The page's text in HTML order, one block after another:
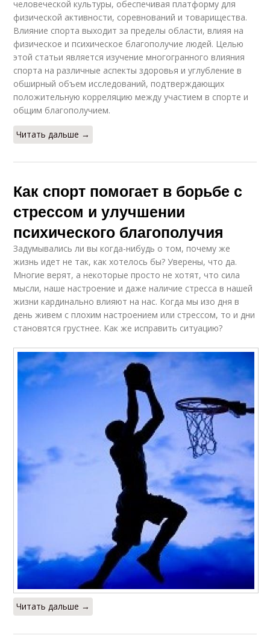
человеческой культуры, обеспечивая платформу для
физической активности, соревнований и товарищества.
Влияние спорта выходит за пределы области, влияя на
физическое и психическое благополучие людей. Целью
этой статьи является изучение многогранного влияния
спорта на различные аспекты здоровья и углубление в
обширный объем исследований, подтверждающих
положительную корреляцию между участием в спорте и
общим благополучием.
Читать дальше →
Как спорт помогает в борьбе с
стрессом и улучшении
психического благополучия
Задумывались ли вы когда-нибудь о том, почему же
жизнь идет не так, как хотелось бы? Уверены, что да.
Многие верят, а некоторые просто не хотят, что сила
мысли, наше настроение и даже наличие стресса в нашей
жизни кардинально влияют на нас. Когда мы изо дня в
день живем с плохим настроением или стрессом, то и дни
становятся грустнее. Как же исправить ситуацию?
Читать дальше →